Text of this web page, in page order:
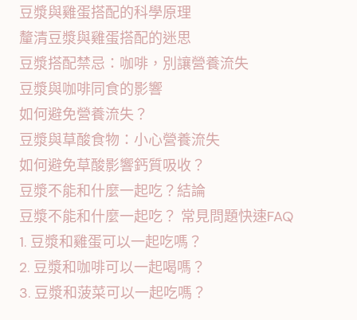
豆漿與雞蛋搭配的科學原理
釐清豆漿與雞蛋搭配的迷思
豆漿搭配禁忌：咖啡，別讓營養流失
豆漿與咖啡同食的影響
如何避免營養流失？
豆漿與草酸食物：小心營養流失
如何避免草酸影響鈣質吸收？
豆漿不能和什麼一起吃？結論
豆漿不能和什麼一起吃？ 常見問題快速FAQ
1. 豆漿和雞蛋可以一起吃嗎？
2. 豆漿和咖啡可以一起喝嗎？
3. 豆漿和菠菜可以一起吃嗎？